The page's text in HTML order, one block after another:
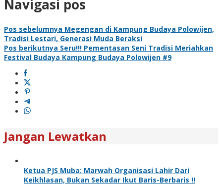
Navigasi pos
Pos sebelumnya Megengan di Kampung Budaya Polowijen,
Tradisi Lestari, Generasi Muda Beraksi
Pos berikutnya Seru!!! Pementasan Seni Tradisi Meriahkan
Festival Budaya Kampung Budaya Polowijen #9
Jangan Lewatkan
Ketua PJS Muba: Marwah Organisasi Lahir Dari
Keikhlasan, Bukan Sekadar Ikut Baris-Berbaris !!